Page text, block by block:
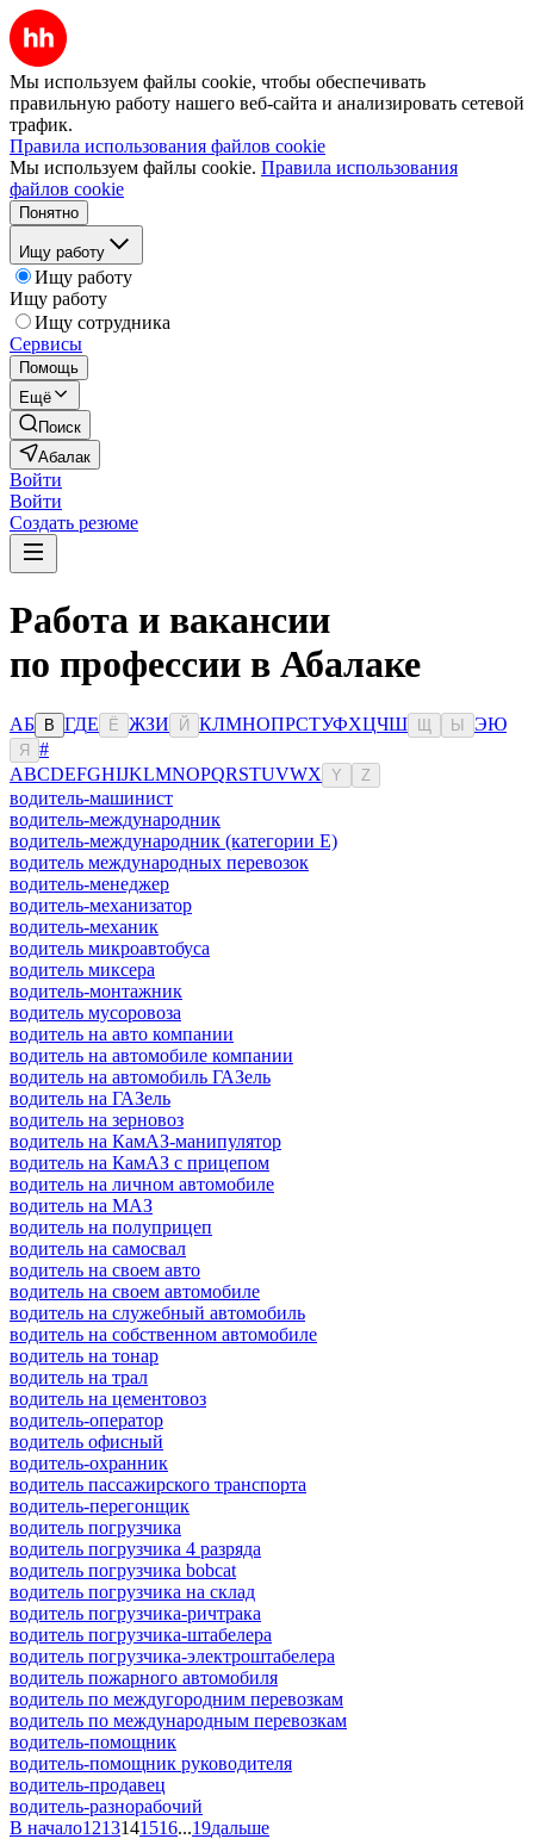
Мы используем файлы cookie, чтобы обеспечивать
правильную работу нашего веб-сайта и анализировать сетевой
трафик.
Правила использования файлов cookie
Мы используем файлы cookie. Правила использования
файлов cookie
Понятно
Ищу работу
Ищу работу
Ищу работу
Ищу сотрудника
Сервисы
Помощь
Ещё
Поиск
Абалак
Войти
Войти
Создать резюме
Работа и вакансии
по профессии в Абалаке
АБ В ГДЕ Ё ЖЗИ Й КЛМНОПРСТУФХЦЧШ Ы ЭЮ
Я
#
ABCDEFGHIJKLMNOPQRSTUVWX Y Z
водитель-машинист
водитель-международник
водитель-международник (категории Е)
водитель международных перевозок
водитель-менеджер
водитель-механизатор
водитель-механик
водитель микроавтобуса
водитель миксера
водитель-монтажник
водитель мусоровоза
водитель на авто компании
водитель на автомобиле компании
водитель на автомобиль ГАЗель
водитель на ГАЗель
водитель на зерновоз
водитель на КамАЗ-манипулятор
водитель на КамАЗ с прицепом
водитель на личном автомобиле
водитель на МАЗ
водитель на полуприцеп
водитель на самосвал
водитель на своем авто
водитель на своем автомобиле
водитель на служебный автомобиль
водитель на собственном автомобиле
водитель на тонар
водитель на трал
водитель на цементовоз
водитель-оператор
водитель офисный
водитель-охранник
водитель пассажирского транспорта
водитель-перегонщик
водитель погрузчика
водитель погрузчика 4 разряда
водитель погрузчика bobcat
водитель погрузчика на склад
водитель погрузчика-ричтрака
водитель погрузчика-штабелера
водитель погрузчика-электроштабелера
водитель пожарного автомобиля
водитель по междугородним перевозкам
водитель по международным перевозкам
водитель-помощник
водитель-помощник руководителя
водитель-продавец
водитель-разнорабочий
В начало1213141516...19дальше